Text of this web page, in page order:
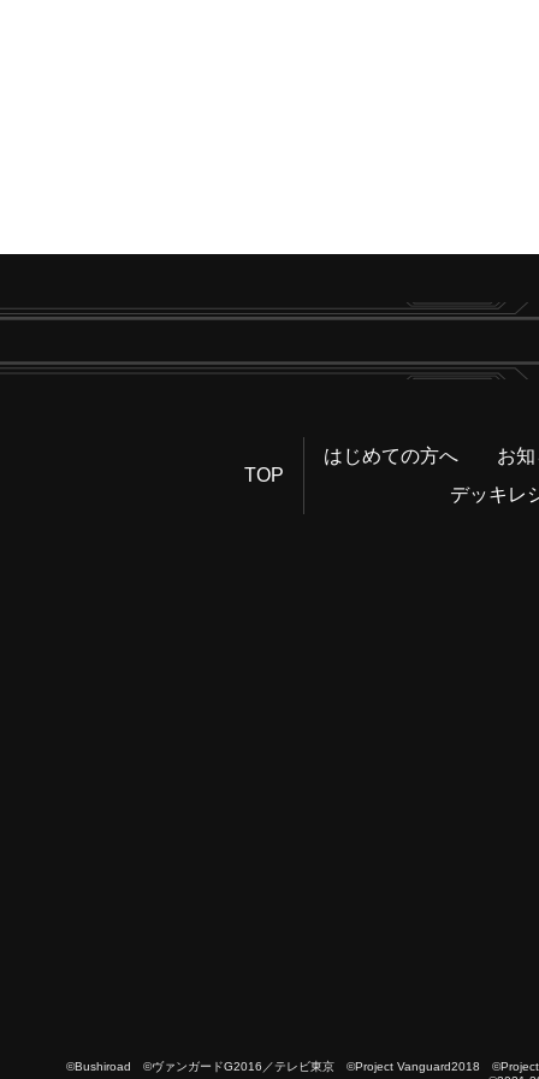
TOP
はじめての方へ
お
デッキレ
©Bushiroad ©ヴァンガードG2016／テレビ東京 ©Project Vanguard2018